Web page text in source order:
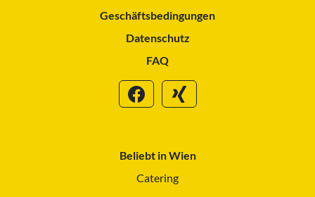
Geschäftsbedingungen
Datenschutz
FAQ
Beliebt in Wien
Catering